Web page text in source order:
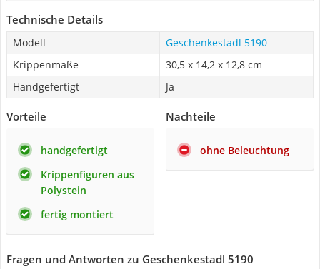
Technische Details
Modell
Geschenkestadl ‎5190
Krippenmaße
‎30,5 x 14,2 x 12,8 cm
Handgefertigt
Ja
Vorteile
handgefertigt
Krippenfiguren aus
Polystein
fertig montiert
Nachteile
ohne Beleuchtung
Fragen und Antworten zu Geschenkestadl ‎5190